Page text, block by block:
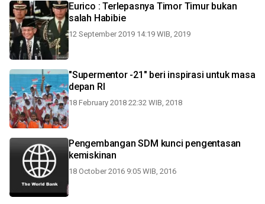
Eurico : Terlepasnya Timor Timur bukan
salah Habibie
12 September 2019 14:19 WIB, 2019
"Supermentor -21" beri inspirasi untuk masa
depan RI
18 February 2018 22:32 WIB, 2018
Pengembangan SDM kunci pengentasan
kemiskinan
18 October 2016 9:05 WIB, 2016